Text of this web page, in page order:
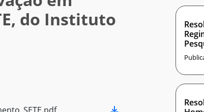
do Instituto
do